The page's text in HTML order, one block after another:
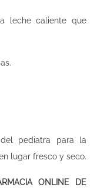
leche caliente que
pediatra para la
lugar fresco y seco.
ONLINE DE